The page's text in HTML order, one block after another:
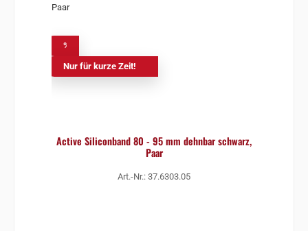
Nur für kurze Zeit!
Active Siliconband 80 - 95 mm dehnbar schwarz,
Paar
Art.-Nr.: 37.6303.05